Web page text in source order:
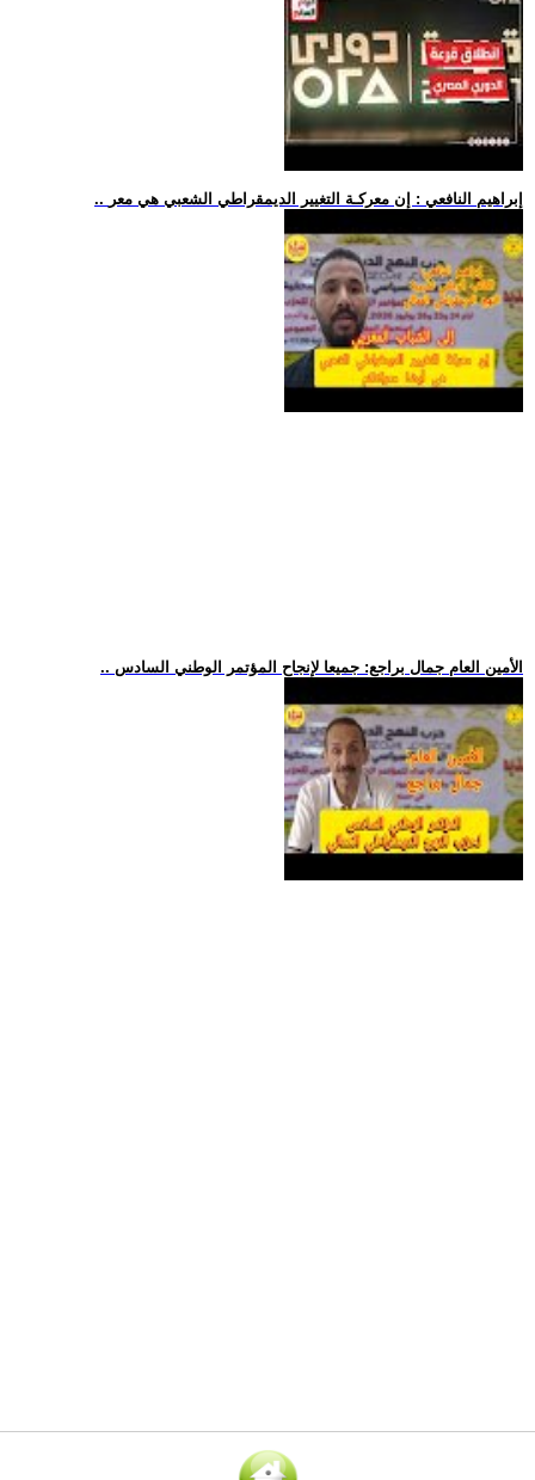
.. إبراهيم النافعي : إن معركـة التغيير الديمقراطي الشعبي هي معر
.. الأمين العام جمال براجع: جميعا لإنجاح المؤتمر الوطني السادس